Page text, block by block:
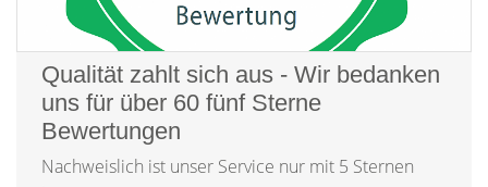
Qualität zahlt sich aus - Wir bedanken
uns für über 60 fünf Sterne
Bewertungen
Nachweislich ist unser Service nur mit 5 Sternen